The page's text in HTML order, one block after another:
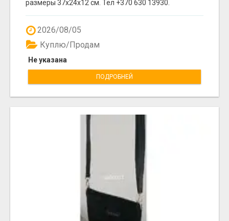
размеры 37x24x12 cм. Тел +370 630 13930.
2026/08/05
Не указана
Куплю/Продам
ПОДРОБНЕЙ